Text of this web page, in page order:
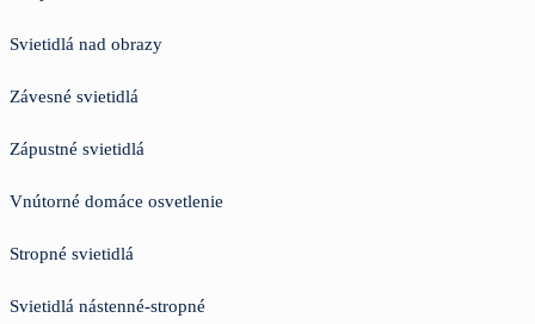
Svietidlá nad obrazy
Závesné svietidlá
Zápustné svietidlá
Vnútorné domáce osvetlenie
Stropné svietidlá
Svietidlá nástenné-stropné